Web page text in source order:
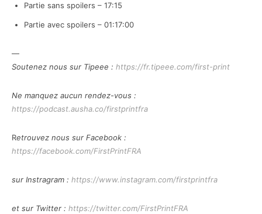
Partie sans spoilers – 17:15
Partie avec spoilers – 01:17:00
—
Soutenez nous sur Tipeee : https://fr.tipeee.com/first-print
Ne manquez aucun rendez-vous :
https://podcast.ausha.co/firstprintfra
Retrouvez nous sur Facebook :
https://facebook.com/FirstPrintFRA
sur Instragram : https://www.instagram.com/firstprintfra
et sur Twitter : https://twitter.com/FirstPrintFRA